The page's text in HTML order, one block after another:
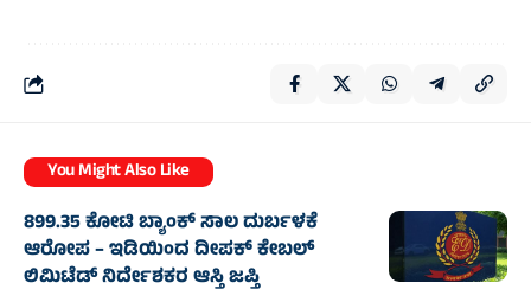
You Might Also Like
899.35 ಕೋಟಿ ಬ್ಯಾಂಕ್‌ ಸಾಲ ದುರ್ಬಳಕೆ
ಆರೋಪ – ಇಡಿಯಿಂದ ದೀಪಕ್ ಕೇಬಲ್
ಲಿಮಿಟೆಡ್‌ ನಿರ್ದೇಶಕರ ಆಸ್ತಿ ಜಪ್ತಿ